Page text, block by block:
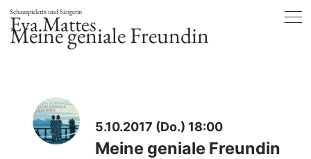
Schauspielerin und Sängerin
Eva Mattes
Meine geniale Freundin
5.10.2017 (Do.) 18:00
Meine geniale Freundin